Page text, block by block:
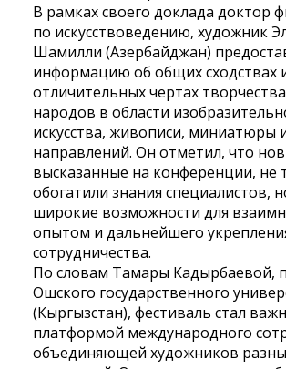
В рамках своего доклада доктор
по искусствоведению, художник
Шамилли (Азербайджан)
информацию об общих сходствах
отличительных чертах
народов в области
искусства, живописи, миниатюры
направлений. Он отметил, что
высказанные на конференции, не
обогатили знания специалистов,
широкие возможности для
опытом и дальнейшего
сотрудничества.
По словам Тамары Кадырбаевой,
Ошского государственного
(Кыргызстан), фестиваль стал
платформой международного
объединяющей художников